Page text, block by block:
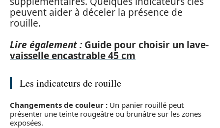
peuvent aider à déceler la présence de
rouille.
Lire également : Guide pour choisir un lave-
vaisselle encastrable 45 cm
Les indicateurs de rouille
Changements de couleur : Un panier rouillé peut
présenter une teinte rougeâtre ou brunâtre sur les zones
exposées.